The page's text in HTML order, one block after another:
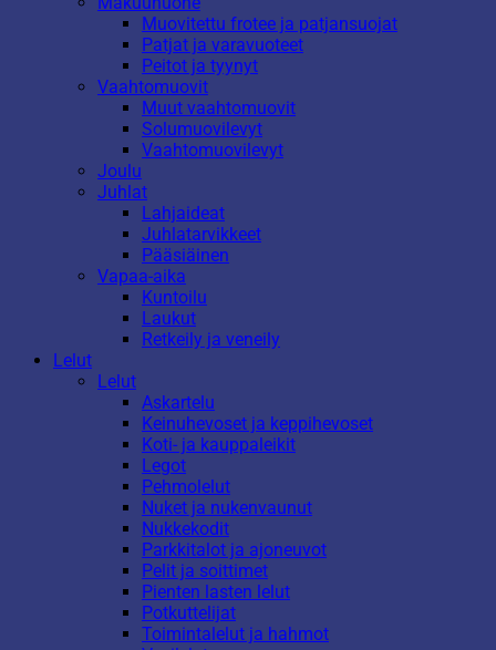
Muovitettu frotee ja patjansuojat
Patjat ja varavuoteet
Peitot ja tyynyt
Vaahtomuovit
Muut vaahtomuovit
Solumuovilevyt
Vaahtomuovilevyt
Joulu
Juhlat
Lahjaideat
Juhlatarvikkeet
Pääsiäinen
Vapaa-aika
Kuntoilu
Laukut
Retkeily ja veneily
Lelut
Lelut
Askartelu
Keinuhevoset ja keppihevoset
Koti- ja kauppaleikit
Legot
Pehmolelut
Nuket ja nukenvaunut
Nukkekodit
Parkkitalot ja ajoneuvot
Pelit ja soittimet
Pienten lasten lelut
Potkuttelijat
Toimintalelut ja hahmot